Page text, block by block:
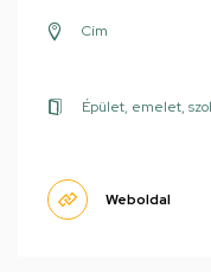
Cím
Épület, emelet,
Weboldal